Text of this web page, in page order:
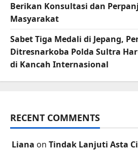
Berikan Konsultasi dan
Masyarakat
Sabet Tiga Medali di Jepang,
Ditresnarkoba Polda Sultra
di Kancah Internasional
RECENT COMMENTS
Liana on Tindak Lanjuti Asta